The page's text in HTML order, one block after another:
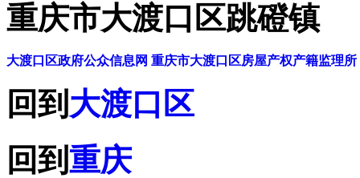
重庆市大渡口区跳磴镇
大渡口区政府公众信息网 重庆市大渡口区房屋产权产籍监理所
回到 大渡口区
回到 重庆